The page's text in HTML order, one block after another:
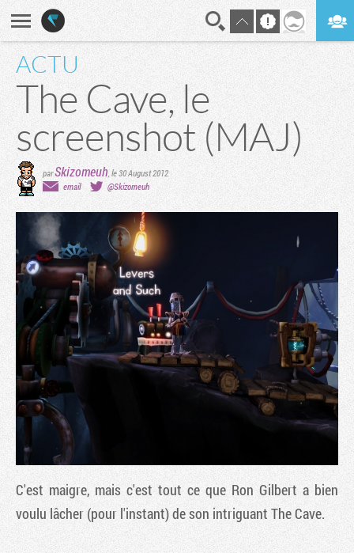
ACTU
The Cave, le
screenshot (MAJ)
parSkizomeuh le 30 August 2012
email
@Skizomeuh
C'est maigre, mais c'est tout ce que Ron Gilbert a bien
voulu lâcher (pour l'instant) de son intriguant The Cave.